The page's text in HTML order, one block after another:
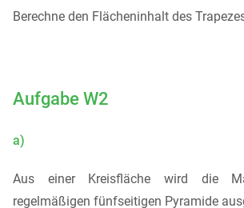
Berechne den Flächeninhalt des
Aufgabe W2
a)
Aus einer Kreisfläche wird die
regelmäßigen fünfseitigen Pyramide